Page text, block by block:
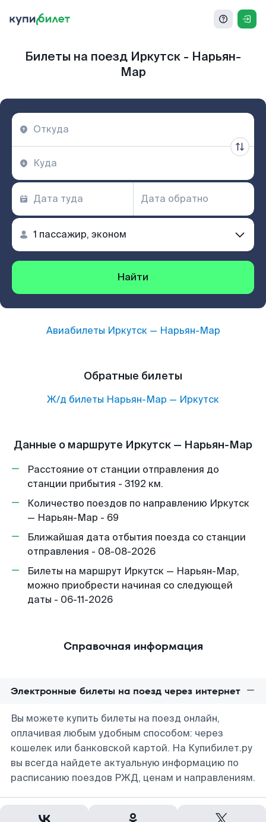
Билеты на поезд Иркутск - Нарьян-
Мар
Найти
Авиабилеты Иркутск— Нарьян-Мар
Обратные билеты
Ж/д билеты Нарьян-Мар — Иркутск
Данные о маршруте Иркутск — Нарьян-Мар
Расстояние от станции отправления до
станции прибытия - 3192 км.
Количество поездов по направлению Иркутск
— Нарьян-Мар - 69
Ближайшая дата отбытия поезда со станции
отправления - 08-08-2026
Билеты на маршрут Иркутск — Нарьян-Мар,
можно приобрести начиная со следующей
даты - 06-11-2026
Справочная информация
Электронные билеты на поезд через интернет
Вы можете купить билеты на поезд онлайн,
оплачивая любым удобным способом: через
кошелек или банковской картой. На Купибилет.ру
вы всегда найдете актуальную информацию по
расписанию поездов РЖД, ценам и направлениям.